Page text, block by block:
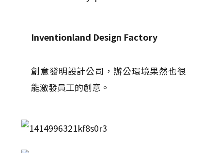
Inventionland Design Factory
創意發明設計公司，辦公環境果然也很
能激發員工的創意。